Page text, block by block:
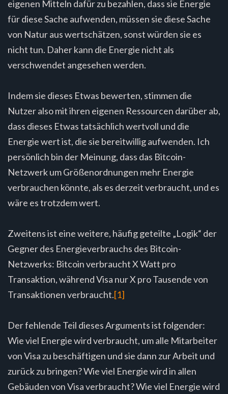
eigenen Mitteln dafür zu bezahlen, dass sie Energie
für diese Sache aufwenden, müssen sie diese Sache
von Natur aus wertschätzen, sonst würden sie es
nicht tun. Daher kann die Energie nicht als
verschwendet angesehen werden.
Indem sie dieses Etwas bewerten, stimmen die
Nutzer also mit ihren eigenen Ressourcen darüber ab,
dass dieses Etwas tatsächlich wertvoll und die
Energie wert ist, die sie bereitwillig aufwenden. Ich
persönlich bin der Meinung, dass das Bitcoin-
Netzwerk um Größenordnungen mehr Energie
verbrauchen könnte, als es derzeit verbraucht, und es
wäre es trotzdem wert.
Zweitens ist eine weitere, häufig geteilte „Logik“ der
Gegner des Energieverbrauchs des Bitcoin-
Netzwerks: Bitcoin verbraucht X Watt pro
Transaktion, während Visa nur X pro Tausende von
Transaktionen verbraucht.[1]
Der fehlende Teil dieses Arguments ist folgender:
Wie viel Energie wird verbraucht, um alle Mitarbeiter
von Visa zu beschäftigen und sie dann zur Arbeit und
zurück zu bringen? Wie viel Energie wird in allen
Gebäuden von Visa verbraucht? Wie viel Energie wird